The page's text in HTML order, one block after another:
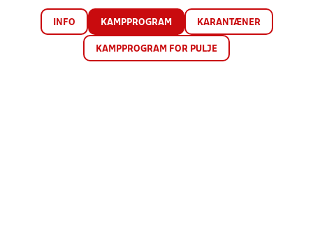
INFO KAMPPROGRAM KARANTÆNER
KAMPPROGRAM FOR PULJE